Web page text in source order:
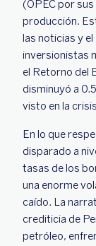
(OPEC por
producción.
las noticias y
inversionistas
el Retorno del
disminuyó a
visto en la
En lo que
disparado a
tasas de los
una enorme
caído. La
crediticia de
petróleo,